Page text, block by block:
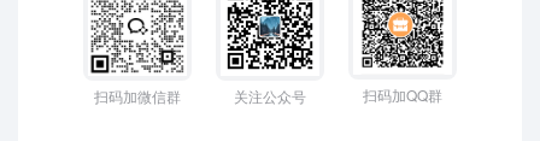
扫码加微信群 关注公众号 扫码加QQ群